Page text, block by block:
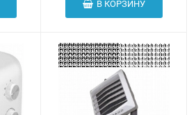
В КОРЗИНУ